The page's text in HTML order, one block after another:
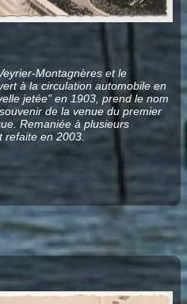
Montagnères et le
à la circulation automobile en
jetée" en 1903, prend le nom
de la venue du premier
Remaniée à plusieurs
en 2003.